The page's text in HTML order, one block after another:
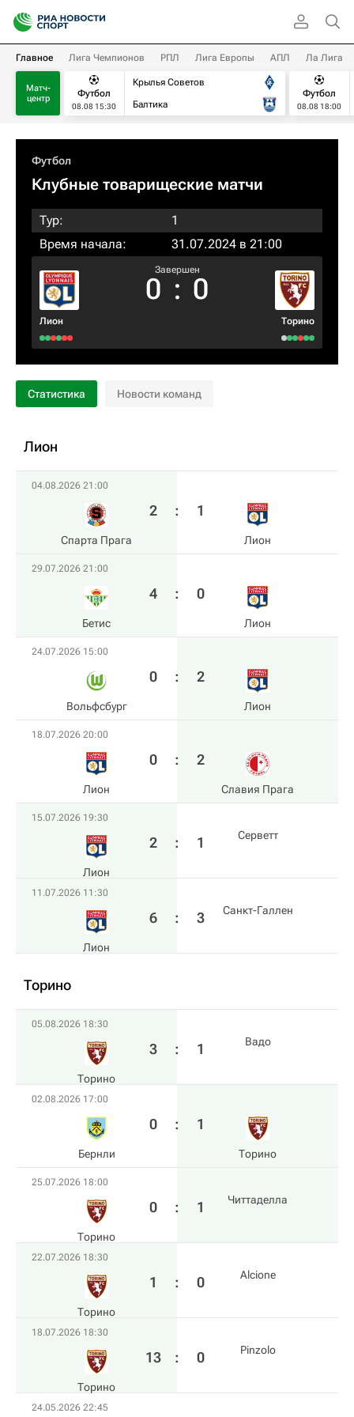
Главное Лига Чемпионов РПЛ Лига Европы АПЛ Ла Лига
Матч-
центр
Футбол
08.08 15:30
Крылья Советов
Балтика
Футбол
08.08 18:00
Футбол
Клубные товарищеские матчи
Тур:
1
Время начала:
31.07.2024 в 21:00
Лион
Завершен
0 : 0
Торино
Статистика Новости команд
Лион
04.08.2026 21:00
Спарта Прага
2 : 1
Лион
29.07.2026 21:00
Бетис
4 : 0
Лион
24.07.2026 15:00
Вольфсбург
0 : 2
Лион
18.07.2026 20:00
Лион
0 : 2
Славия Прага
15.07.2026 19:30
Лион
2 : 1 Серветт
11.07.2026 11:30
Лион
6 : 3 Санкт-Галлен
Торино
05.08.2026 18:30
Торино
3 : 1 Вадо
02.08.2026 17:00
Бернли
0 : 1
Торино
25.07.2026 18:00
Торино
0 : 1 Читтаделла
22.07.2026 18:30
Торино
1 : 0 Alcione
18.07.2026 18:30
Торино
13 : 0 Pinzolo
24.05.2026 22:45